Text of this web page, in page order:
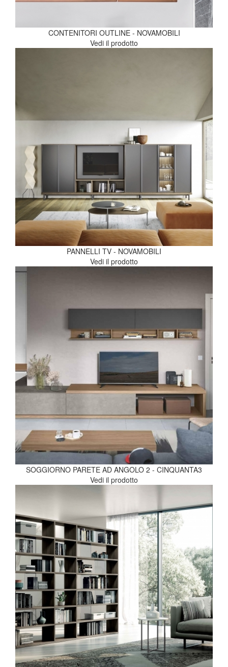
CONTENITORI OUTLINE - NOVAMOBILI
Vedi il prodotto
PANNELLI TV - NOVAMOBILI
Vedi il prodotto
SOGGIORNO PARETE AD ANGOLO 2 - CINQUANTA3
Vedi il prodotto